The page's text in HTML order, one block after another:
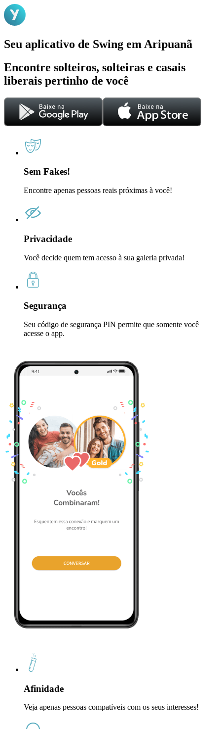
Seu aplicativo de Swing em Aripuanã
Encontre solteiros, solteiras e casais
liberais pertinho de você
Sem Fakes!
Encontre apenas pessoas reais próximas à você!
Privacidade
Você decide quem tem acesso à sua galeria privada!
Segurança
Seu código de segurança PIN permite que somente você
acesse o app.
Afinidade
Veja apenas pessoas compatíveis com os seus interesses!